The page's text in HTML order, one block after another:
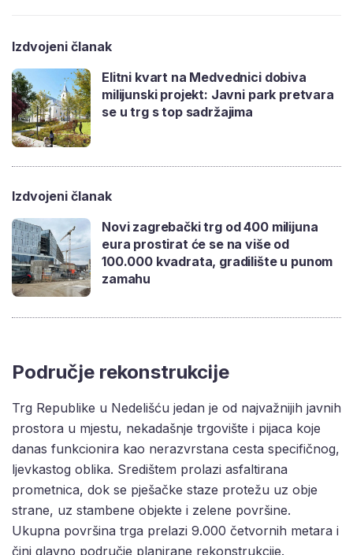
Izdvojeni članak
Elitni kvart na Medvednici dobiva
milijunski projekt: Javni park pretvara
se u trg s top sadržajima
Izdvojeni članak
Novi zagrebački trg od 400 milijuna
eura prostirat će se na više od
100.000 kvadrata, gradilište u punom
zamahu
Područje rekonstrukcije
Trg Republike u Nedelišću jedan je od najvažnijih javnih
prostora u mjestu, nekadašnje trgovište i pijaca koje
danas funkcionira kao nerazvrstana cesta specifičnog,
ljevkastog oblika. Središtem prolazi asfaltirana
prometnica, dok se pješačke staze protežu uz obje
strane, uz stambene objekte i zelene površine.
Ukupna površina trga prelazi 9.000 četvornih metara i
čini glavno područje planirane rekonstrukcije.